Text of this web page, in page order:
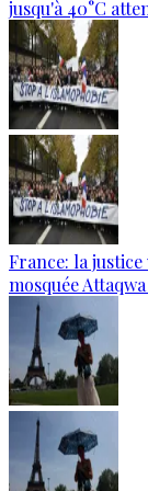
jusqu'à 40°C
France: la
mosquée